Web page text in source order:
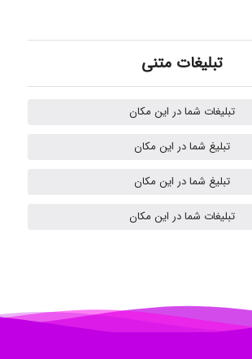
Hossein Znd
تبلیغات متنی
تبلیغات شما در این مکان
تبلیغ شما در این مکان
تبلیغ شما در این مکان
تبلیغات شما در این مکان